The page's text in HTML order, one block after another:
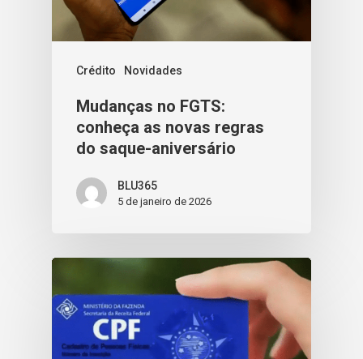
Crédito Novidades
Mudanças no FGTS:
conheça as novas regras
do saque-aniversário
BLU365
5 de janeiro de 2026